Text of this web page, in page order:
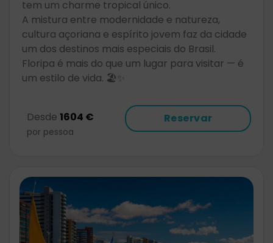
tem um charme tropical único.
A mistura entre modernidade e natureza,
cultura açoriana e espírito jovem faz da cidade
um dos destinos mais especiais do Brasil.
Floripa é mais do que um lugar para visitar — é
um estilo de vida. 🏖️✨
Desde 1604 €
por pessoa
Reservar